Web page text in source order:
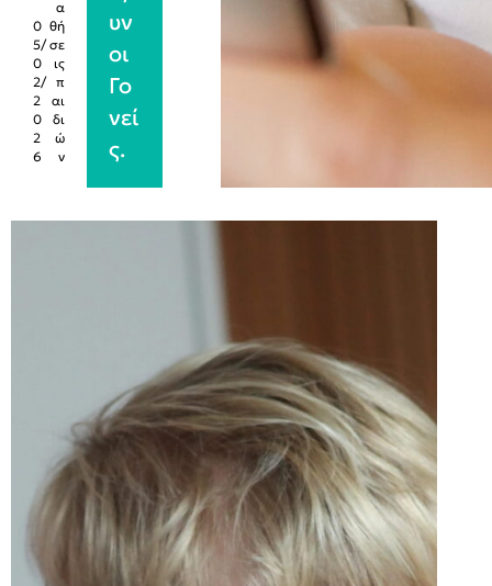
0
5/
0
2/
2
0
2
6
α
θή
σε
ις
π
αι
δι
ώ
ν
υν
οι
Γο
νεί
ς.